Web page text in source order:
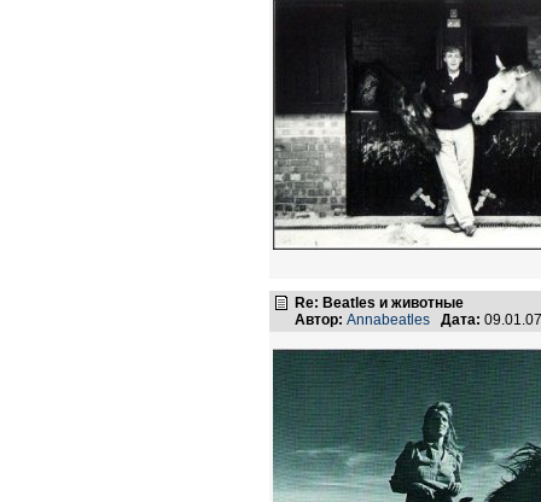
Re: Beatles и животные
Автор: Annabeatles Дата: